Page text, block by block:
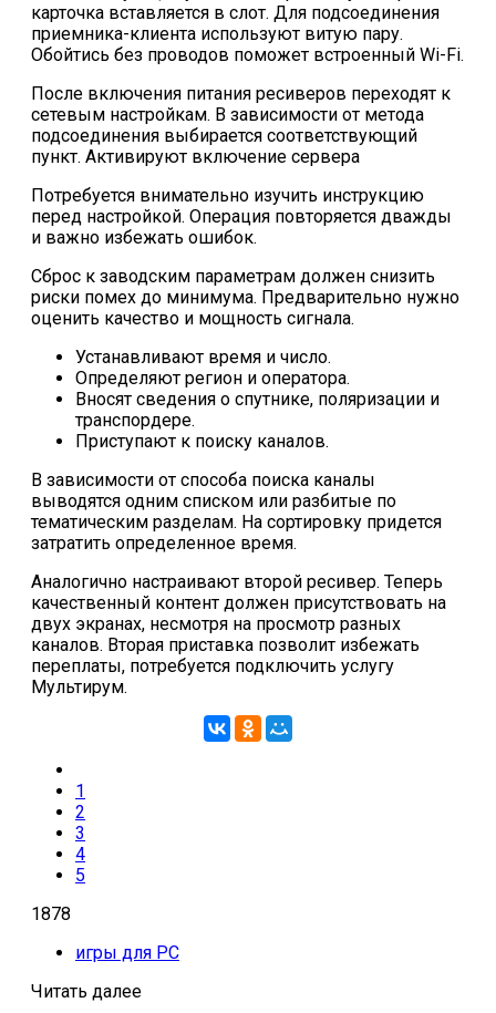
карточка вставляется в слот. Для подсоединения
приемника-клиента используют витую пару.
Обойтись без проводов поможет встроенный Wi-Fi.
После включения питания ресиверов переходят к
сетевым настройкам. В зависимости от метода
подсоединения выбирается соответствующий
пункт. Активируют включение сервера
Потребуется внимательно изучить инструкцию
перед настройкой. Операция повторяется дважды
и важно избежать ошибок.
Сброс к заводским параметрам должен снизить
риски помех до минимума. Предварительно нужно
оценить качество и мощность сигнала.
Устанавливают время и число.
Определяют регион и оператора.
Вносят сведения о спутнике, поляризации и
транспордере.
Приступают к поиску каналов.
В зависимости от способа поиска каналы
выводятся одним списком или разбитые по
тематическим разделам. На сортировку придется
затратить определенное время.
Аналогично настраивают второй ресивер. Теперь
качественный контент должен присутствовать на
двух экранах, несмотря на просмотр разных
каналов. Вторая приставка позволит избежать
переплаты, потребуется подключить услугу
Мультирум.
1
2
3
4
5
1878
игры для PC
Читать далее